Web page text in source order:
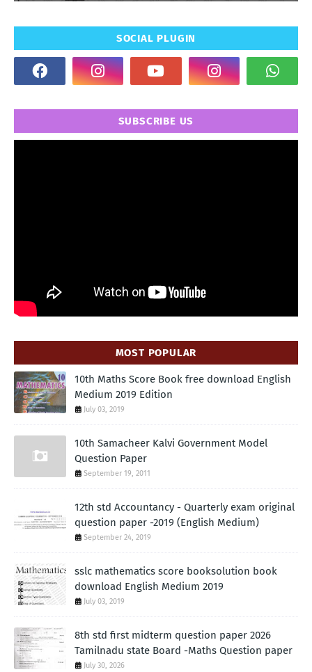
SOCIAL PLUGIN
SUBSCRIBE US
MOST POPULAR
10th Maths Score Book free download English
Medium 2019 Edition
July 03, 2019
10th Samacheer Kalvi Government Model
Question Paper
September 19, 2011
12th std Accountancy - Quarterly exam original
question paper -2019 (English Medium)
September 24, 2019
sslc mathematics score booksolution book
download English Medium 2019
July 03, 2019
8th std first midterm question paper 2026
Tamilnadu state Board -Maths Question paper
July 30, 2026